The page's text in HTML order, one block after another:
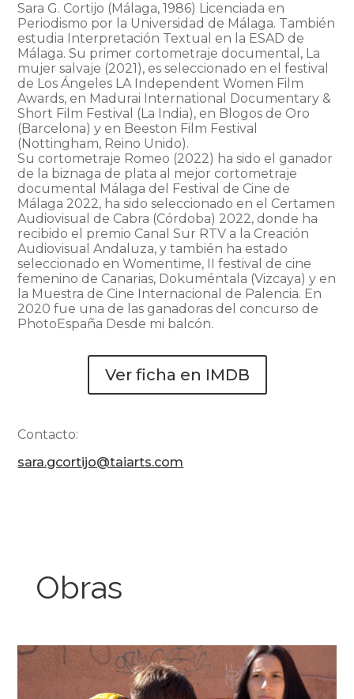
Sara G. Cortijo (Málaga, 1986) Licenciada en
Periodismo por la Universidad de Málaga. También
estudia Interpretación Textual en la ESAD de
Málaga. Su primer cortometraje documental, La
mujer salvaje (2021), es seleccionado en el festival
de Los Ángeles LA Independent Women Film
Awards, en Madurai International Documentary &
Short Film Festival (La India), en Blogos de Oro
(Barcelona) y en Beeston Film Festival
(Nottingham, Reino Unido).
Su cortometraje Romeo (2022) ha sido el ganador
de la biznaga de plata al mejor cortometraje
documental Málaga del Festival de Cine de
Málaga 2022, ha sido seleccionado en el Certamen
Audiovisual de Cabra (Córdoba) 2022, donde ha
recibido el premio Canal Sur RTV a la Creación
Audiovisual Andaluza, y también ha estado
seleccionado en Womentime, II festival de cine
femenino de Canarias, Dokuméntala (Vizcaya) y en
la Muestra de Cine Internacional de Palencia. En
2020 fue una de las ganadoras del concurso de
PhotoEspaña Desde mi balcón.
Ver ficha en IMDB
Contacto:
sara.gcortijo@taiarts.com
Obras